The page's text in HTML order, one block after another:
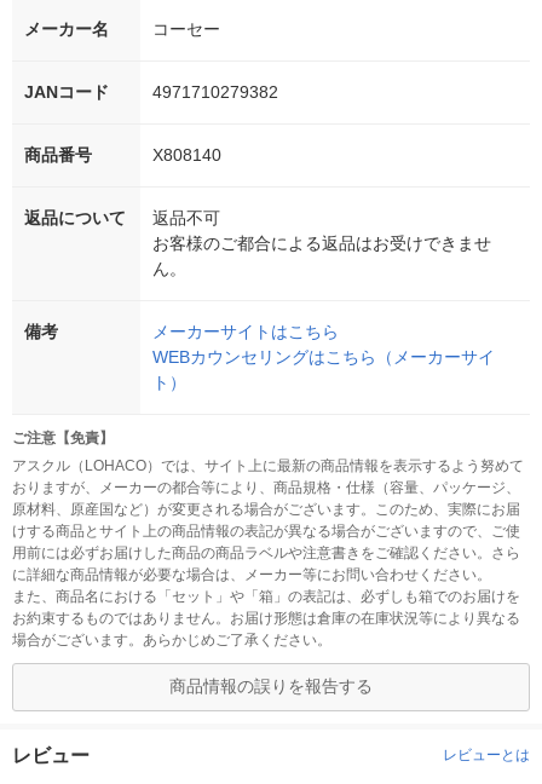
メーカー名 コーセー
JANコード 4971710279382
商品番号 X808140
返品について
返品不可
お客様のご都合による返品はお受けできませ
ん。
備考
メーカーサイトはこちら
WEBカウンセリングはこちら（メーカーサイ
ト）
ご注意【免責】
アスクル（LOHACO）では、サイト上に最新の商品情報を表示するよう努めて
おりますが、メーカーの都合等により、商品規格・仕様（容量、パッケージ、
原材料、原産国など）が変更される場合がございます。このため、実際にお届
けする商品とサイト上の商品情報の表記が異なる場合がございますので、ご使
用前には必ずお届けした商品の商品ラベルや注意書きをご確認ください。さら
に詳細な商品情報が必要な場合は、メーカー等にお問い合わせください。
また、商品名における「セット」や「箱」の表記は、必ずしも箱でのお届けを
お約束するものではありません。お届け形態は倉庫の在庫状況等により異なる
場合がございます。あらかじめご了承ください。
商品情報の誤りを報告する
レビュー レビューとは